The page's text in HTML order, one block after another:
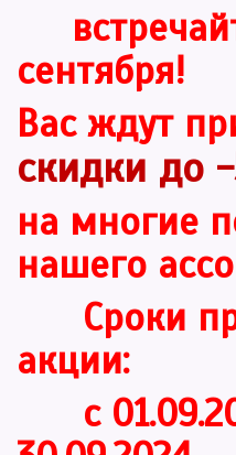
сентября!
Вас ждут
скидки до
на многие
нашего
Сроки
акции:
с